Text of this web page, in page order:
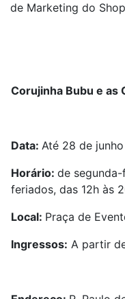
de Marketing do
Corujinha Bubu e as
Data: Até 28 de junho
Horário: de
feriados, das 12h às
Local: Praça de
Ingressos: A partir